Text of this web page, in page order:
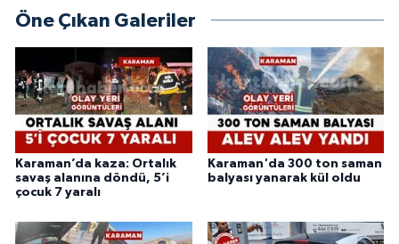
Öne Çıkan Galeriler
Karaman’da kaza: Ortalık
savaş alanına döndü, 5’i
çocuk 7 yaralı
Karaman'da 300 ton saman
balyası yanarak kül oldu